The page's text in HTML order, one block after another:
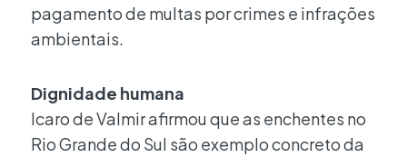
pagamento de multas por crimes e infrações
ambientais.
Dignidade humana
Icaro de Valmir afirmou que as enchentes no
Rio Grande do Sul são exemplo concreto da